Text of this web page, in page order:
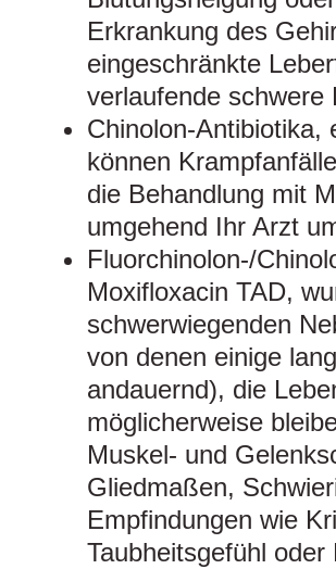
Erkrankung des
eingeschränkte
verlaufende schwere
Chinolon-Antibiotika,
können
die Behandlung mit
umgehend Ihr Arzt
Fluorchinolon-/
Moxifloxacin TAD,
schwerwiegenden
von denen einige
andauernd), die
möglicherweise
Muskel- und
Gliedmaßen,
Empfindungen wie
Taubheitsgefühl